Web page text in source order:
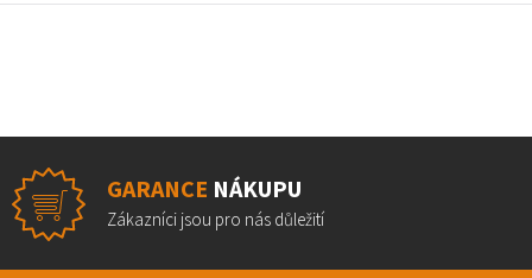
GARANCE NÁKUPU
Zákazníci jsou pro nás důležití